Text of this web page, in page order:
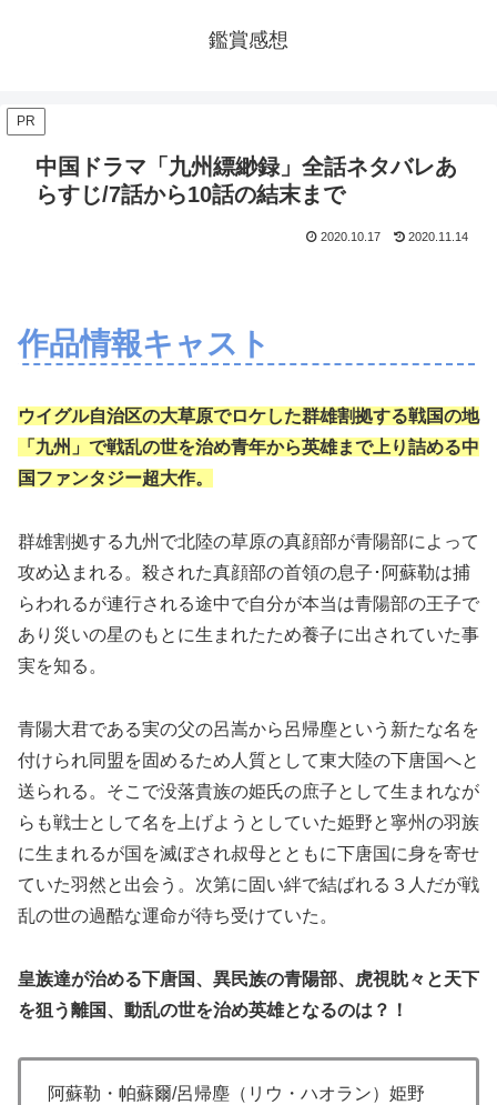
鑑賞感想
PR
中国ドラマ「九州縹緲録」全話ネタバレあ
らすじ/7話から10話の結末まで
2020.10.17 2020.11.14
作品情報キャスト
ウイグル自治区の大草原でロケした群雄割拠する戦国の地
「九州」で戦乱の世を治め青年から英雄まで上り詰める中
国ファンタジー超大作。
群雄割拠する九州で北陸の草原の真顔部が青陽部によって
攻め込まれる。殺された真顔部の首領の息子･阿蘇勒は捕
らわれるが連行される途中で自分が本当は青陽部の王子で
あり災いの星のもとに生まれたため養子に出されていた事
実を知る。
青陽大君である実の父の呂嵩から呂帰塵という新たな名を
付けられ同盟を固めるため人質として東大陸の下唐国へと
送られる。そこで没落貴族の姫氏の庶子として生まれなが
らも戦士として名を上げようとしていた姫野と寧州の羽族
に生まれるが国を滅ぼされ叔母とともに下唐国に身を寄せ
ていた羽然と出会う。次第に固い絆で結ばれる３人だが戦
乱の世の過酷な運命が待ち受けていた。
皇族達が治める下唐国、異民族の青陽部、虎視眈々と天下
を狙う離国、動乱の世を治め英雄となるのは？！
阿蘇勒・帕蘇爾/呂帰塵（リウ・ハオラン）姫野